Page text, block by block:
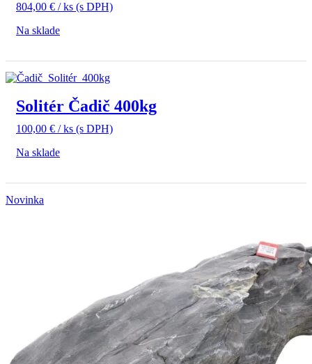
804,00 € / ks (s DPH)
Na sklade
Solitér Čadič 400kg
100,00 € / ks (s DPH)
Na sklade
Novinka